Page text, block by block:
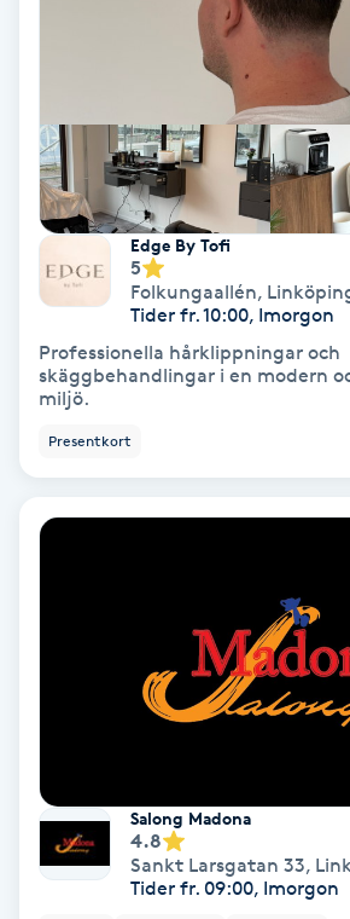
Klippning & Slingor
Klippning ungdom
Koppningsmassage
Kosmetisk tatuering
Kroppsinpackning
Laserbehandling
Lashlift Keratin
Edge By Tofi
5
Folkungaallén,
Tider fr. 10:00, Imorgon
Professionella hårklippningar och
skäggbehandlingar i en modern
miljö.
Presentkort
Salong Madona
4.8
Sankt Larsgatan 33,
Tider fr. 09:00, Imorgon